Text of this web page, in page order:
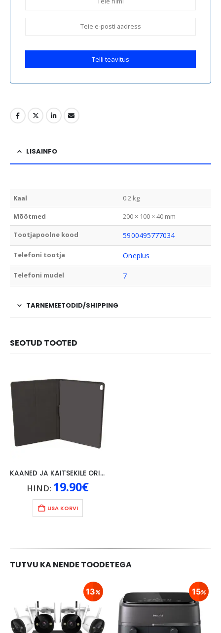
Telli teavitus
LISAINFO
Kaal 0.2 kg
Mõõtmed 200 × 100 × 40 mm
Tootjapoolne kood 5900495777034
Telefoni tootja Oneplus
Telefoni mudel 7
TARNEMEETODID/SHIPPING
SEOTUD TOOTED
KAANED JA KAITSEKILE ORIGINAAL LENOVO P10, MUST
HIND: 19.90€
LISA KORVI
TUTVU KA NENDE TOODETEGA
13 15